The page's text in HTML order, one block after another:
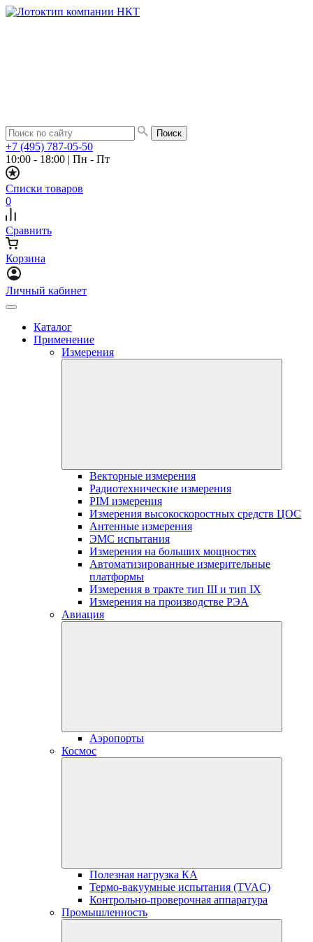
+7 (495) 787-05-50
10:00 - 18:00 | Пн - Пт
Списки товаров
0
Сравнить
Корзина
Личный кабинет
Каталог
Применение
Измерения
Векторные измерения
Радиотехнические измерения
PIM измерения
Измерения высокоскоростных средств ЦОС
Антенные измерения
ЭМС испытания
Измерения на больших мощностях
Автоматизированные измерительные
платформы
Измерения в тракте тип III и тип IX
Измерения на производстве РЭА
Авиация
Аэропорты
Космос
Полезная нагрузка КА
Термо-вакуумные испытания (TVAC)
Контрольно-проверочная аппаратура
Промышленность